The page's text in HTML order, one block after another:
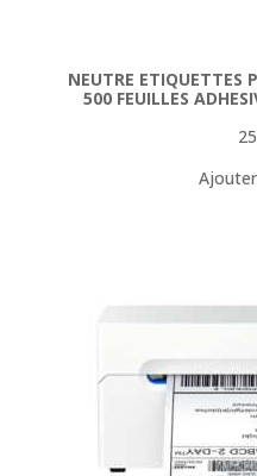
NEUTRE ETIQUETTES
500 FEUILLES